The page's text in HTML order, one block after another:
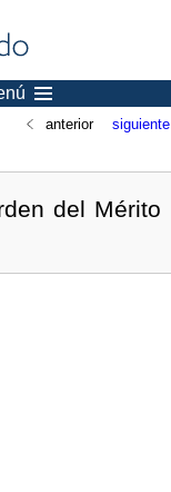
anterior siguiente
del Mérito